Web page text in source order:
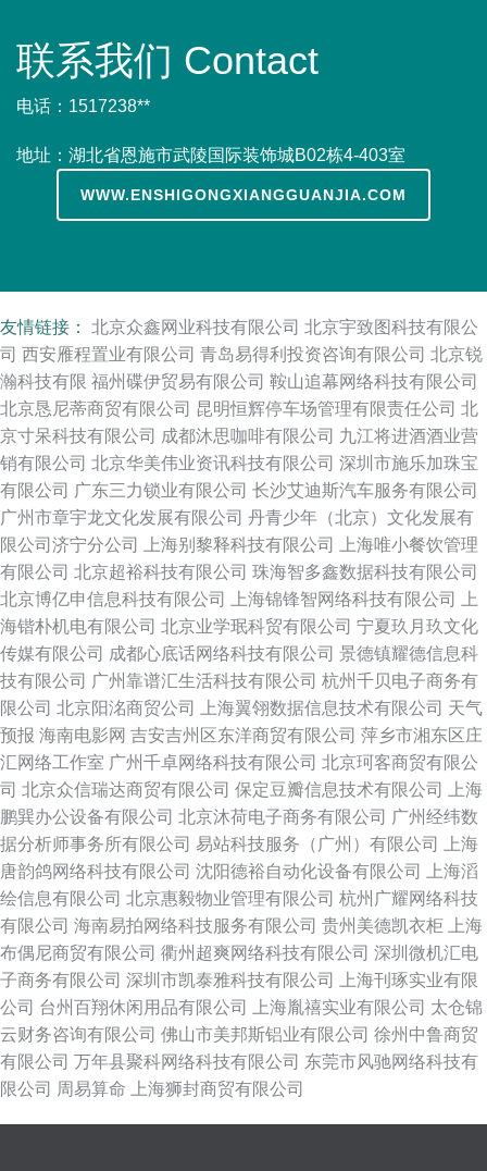
联系我们 Contact
电话：1517238**
地址：湖北省恩施市武陵国际装饰城B02栋4-403室
WWW.ENSHIGONGXIANGGUANJIA.COM
友情链接： 北京众鑫网业科技有限公司 北京宇致图科技有限公
司 西安雁程置业有限公司 青岛易得利投资咨询有限公司 北京锐
瀚科技有限 福州碟伊贸易有限公司 鞍山追幕网络科技有限公司
北京恳尼蒂商贸有限公司 昆明恒辉停车场管理有限责任公司 北
京寸呆科技有限公司 成都沐思咖啡有限公司 九江将进酒酒业营
销有限公司 北京华美伟业资讯科技有限公司 深圳市施乐加珠宝
有限公司 广东三力锁业有限公司 长沙艾迪斯汽车服务有限公司
广州市章宇龙文化发展有限公司 丹青少年（北京）文化发展有
限公司济宁分公司
上海别黎释科技有限公司
上海唯小餐饮管理
有限公司 北京超裕科技有限公司 珠海智多鑫数据科技有限公司
北京博亿申信息科技有限公司
上海锦锋智网络科技有限公司
上
海锴朴机电有限公司 北京业学珉科贸有限公司 宁夏玖月玖文化
传媒有限公司 成都心底话网络科技有限公司 景德镇耀德信息科
技有限公司 广州靠谱汇生活科技有限公司 杭州千贝电子商务有
限公司 北京阳洺商贸公司 上海翼翎数据信息技术有限公司 天气
预报 海南电影网 吉安吉州区东洋商贸有限公司 萍乡市湘东区庄
汇网络工作室 广州千卓网络科技有限公司 北京珂客商贸有限公
司 北京众信瑞达商贸有限公司 保定豆瓣信息技术有限公司
上海
鹏巽办公设备有限公司 北京沐荷电子商务有限公司 广州经纬数
据分析师事务所有限公司 易站科技服务（广州）有限公司
上海
唐韵鸽网络科技有限公司 沈阳德裕自动化设备有限公司
上海滔
绘信息有限公司 北京惠毅物业管理有限公司 杭州广耀网络科技
有限公司 海南易拍网络科技服务有限公司 贵州美德凯衣柜
上海
布偶尼商贸有限公司 衢州超爽网络科技有限公司 深圳微机汇电
子商务有限公司 深圳市凯泰雅科技有限公司
上海刊琢实业有限
公司 台州百翔休闲用品有限公司 上海胤禧实业有限公司 太仓锦
云财务咨询有限公司 佛山市美邦斯铝业有限公司 徐州中鲁商贸
有限公司 万年县聚科网络科技有限公司 东莞市风驰网络科技有
限公司 周易算命 上海狮封商贸有限公司